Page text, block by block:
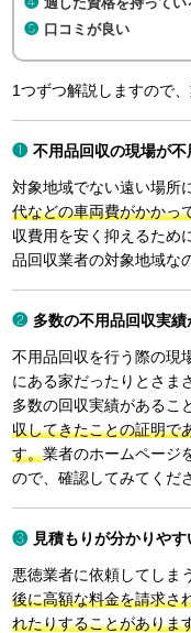
口コミが良い
1つずつ解説しますので
不用品回収の現場が
対象地域でない遠い場所
代などの車両費がかかっ
収費用を安く抑えるため
品回収業者の対象地域な
多数の不用品回収実績
不用品回収を行う際の現
にある家だったりとさま
多数の回収実績があるこ
収してきたことの証明で
す。業者のホームページ
ので、確認してみてくだ
見積もりが分かりやす
悪徳業者に依頼してしま
後に高額な料金を請求さ
れたりすることがありま